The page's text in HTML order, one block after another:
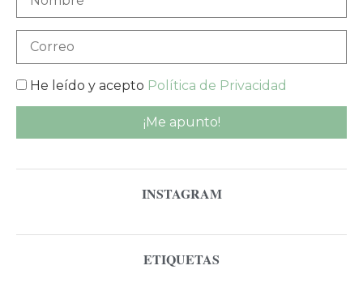
He leído y acepto Política de Privacidad
INSTAGRAM
ETIQUETAS